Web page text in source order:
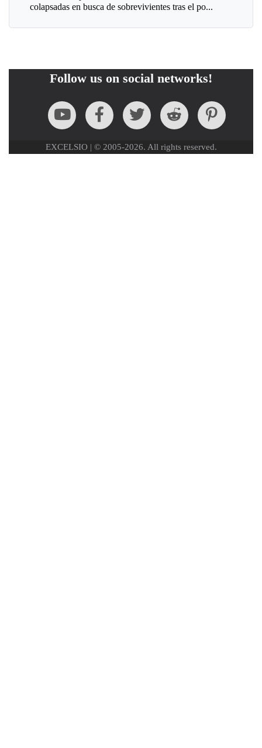
colapsadas en busca de sobrevivientes tras el po...
Follow us on social networks!
EXCELSIO | © 2005-2026. All rights reserved.